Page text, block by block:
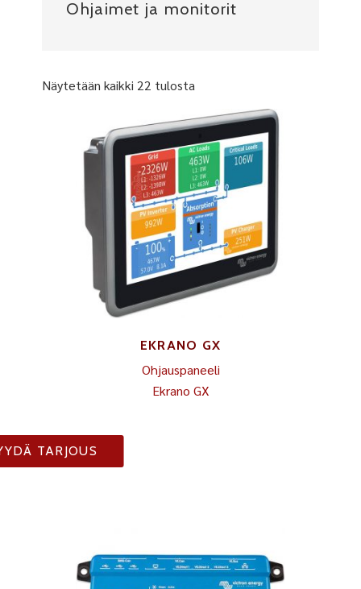
Ohjaimet ja monitorit
Näytetään kaikki 22 tulosta
EKRANO GX
Ohjauspaneeli
Ekrano GX
TARJOUS